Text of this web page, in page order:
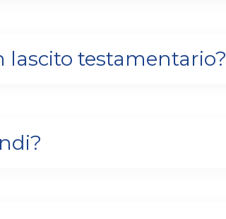
lascito testamentario?